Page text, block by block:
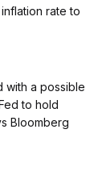
rate to
with a possible
to hold
Bloomberg